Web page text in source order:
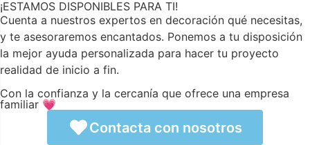
¡ESTAMOS DISPONIBLES PARA TI!
Cuenta a nuestros expertos en decoración qué necesitas,
y te asesoraremos encantados. Ponemos a tu disposición
la mejor ayuda personalizada para hacer tu proyecto
realidad de inicio a fin.
Con la confianza y la cercanía que ofrece una empresa
familiar 💗
Contacta con nosotros